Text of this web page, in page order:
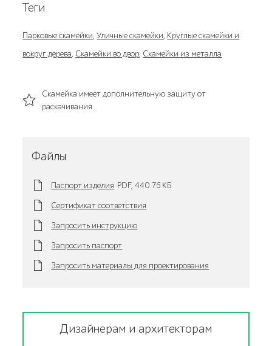
Теги
Парковые скамейки,Уличные скамейки, Круглые скамейки и
вокруг дерева, Скамейки во двор, Скамейки из металла
Скамейка имеет дополнительную защиту от
раскачивания.
Файлы
Паспорт изделия PDF, 440.76 KБ
Сертификат соответствия
Запросить инструкцию
Запросить паспорт
Запросить материалы для проектирования
Дизайнерам и архитекторам